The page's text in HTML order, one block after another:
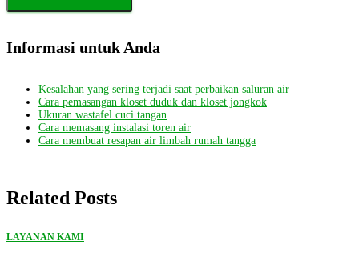
Informasi untuk Anda
Kesalahan yang sering terjadi saat perbaikan saluran air
Cara pemasangan kloset duduk dan kloset jongkok
Ukuran wastafel cuci tangan
Cara memasang instalasi toren air
Cara membuat resapan air limbah rumah tangga
Related Posts
LAYANAN KAMI